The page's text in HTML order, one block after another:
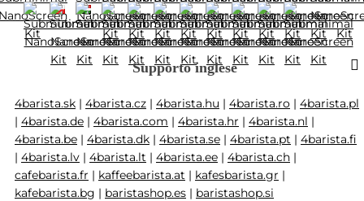
Supporto inglese
4barista.sk | 4barista.cz | 4barista.hu | 4barista.ro | 4barista.pl
| 4barista.de | 4barista.com | 4barista.hr | 4barista.nl |
4barista.be | 4barista.dk | 4barista.se | 4barista.pt | 4barista.fi
| 4barista.lv | 4barista.lt | 4barista.ee | 4barista.ch |
cafebarista.fr | kaffeebarista.at | kafesbarista.gr |
kafebarista.bg | baristashop.es | baristashop.si